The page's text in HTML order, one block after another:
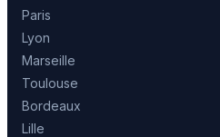
Paris
Lyon
Marseille
Toulouse
Bordeaux
Lille